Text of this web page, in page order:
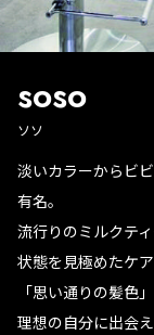
soso
ソソ
淡いカラーからビ
有名。
流行りのミルクテ
状態を見極めたケ
「思い通りの髪色
理想の自分に出会